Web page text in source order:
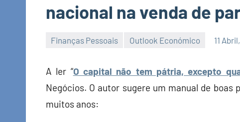
nacional na venda de
Finanças Pessoais Outlook Económico 11
Economia
Finanças
A ler “O capital não tem pátria, excepto
Negócios. O autor sugere um manual de
muitos anos: